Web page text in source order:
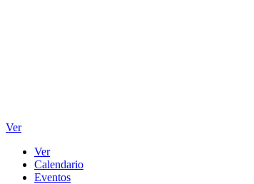
Ver
Ver
Calendario
Eventos